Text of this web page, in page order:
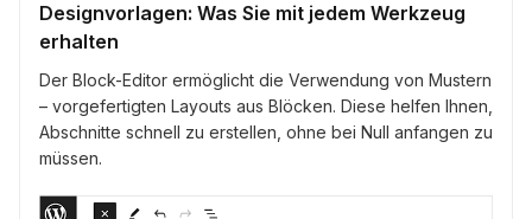
Designvorlagen: Was Sie mit jedem Werkzeug
erhalten
Der Block-Editor ermöglicht die Verwendung von Mustern
– vorgefertigten Layouts aus Blöcken. Diese helfen Ihnen,
Abschnitte schnell zu erstellen, ohne bei Null anfangen zu
müssen.